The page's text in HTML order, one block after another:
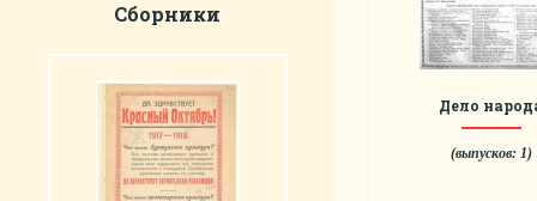
Сборники
Дело
(выпусков: 1)